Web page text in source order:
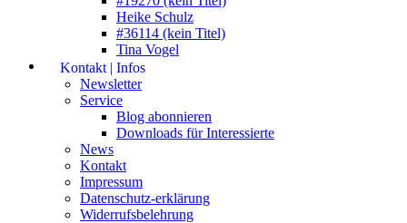
Heike Schulz
#36114 (kein Titel)
Tina Vogel
Kontakt | Infos
Newsletter
Service
Blog abonnieren
Downloads für Interessierte
News
Kontakt
Impressum
Datenschutz-erklärung
Widerrufsbelehrung